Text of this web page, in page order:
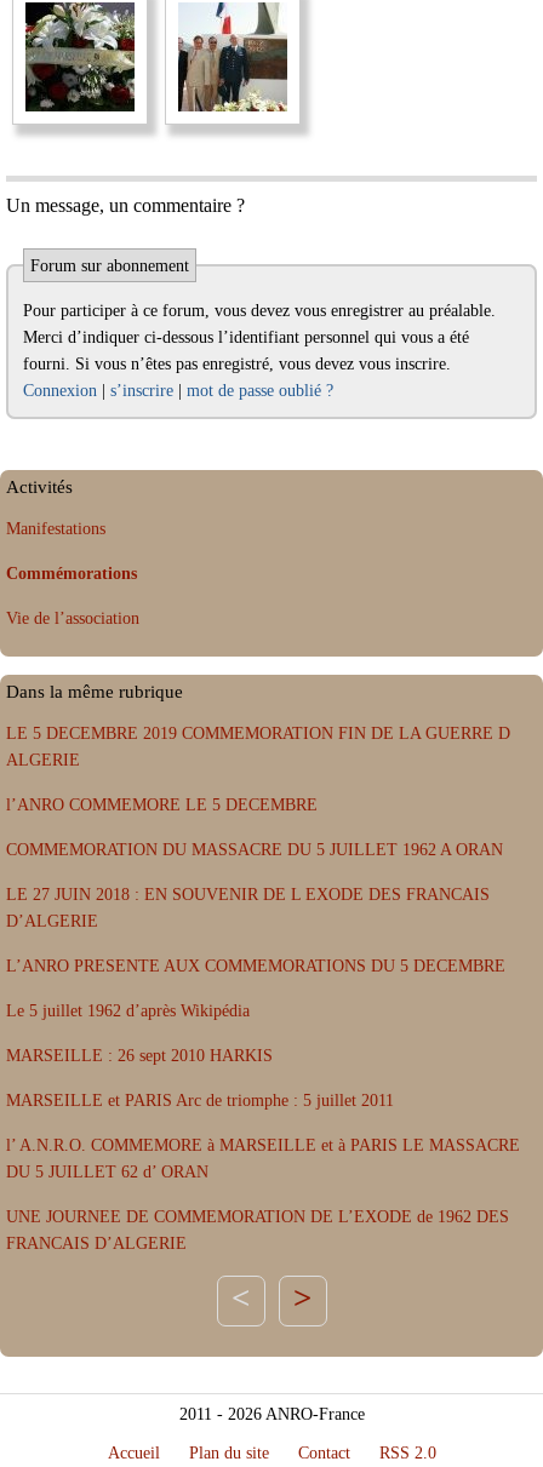
Un message, un commentaire ?
Forum sur abonnement
Pour participer à ce forum, vous devez vous enregistrer au préalable.
Merci d’indiquer ci-dessous l’identifiant personnel qui vous a été
fourni. Si vous n’êtes pas enregistré, vous devez vous inscrire.
Connexion | s’inscrire | mot de passe oublié ?
Activités
Manifestations
Commémorations
Vie de l’association
Dans la même rubrique
LE 5 DECEMBRE 2019 COMMEMORATION FIN DE LA GUERRE D
ALGERIE
l’ANRO COMMEMORE LE 5 DECEMBRE
COMMEMORATION DU MASSACRE DU 5 JUILLET 1962 A ORAN
LE 27 JUIN 2018 : EN SOUVENIR DE L EXODE DES FRANCAIS
D’ALGERIE
L’ANRO PRESENTE AUX COMMEMORATIONS DU 5 DECEMBRE
Le 5 juillet 1962 d’après Wikipédia
MARSEILLE : 26 sept 2010 HARKIS
MARSEILLE et PARIS Arc de triomphe : 5 juillet 2011
l’ A.N.R.O. COMMEMORE à MARSEILLE et à PARIS LE MASSACRE
DU 5 JUILLET 62 d’ ORAN
UNE JOURNEE DE COMMEMORATION DE L’EXODE de 1962 DES
FRANCAIS D’ALGERIE
>
2011 - 2026 ANRO-France
Accueil
Plan du site Contact RSS 2.0